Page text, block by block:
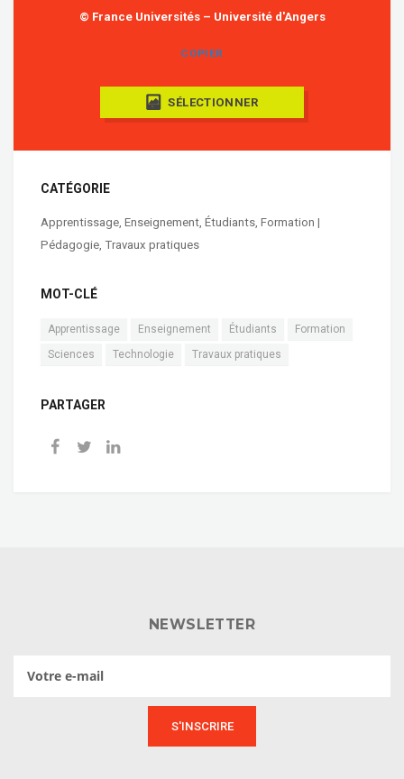
© France Universités – Université d'Angers
COPIER
SÉLECTIONNER
CATÉGORIE
Apprentissage, Enseignement, Étudiants, Formation |
Pédagogie, Travaux pratiques
MOT-CLÉ
Apprentissage Enseignement Étudiants
Formation
Sciences
Technologie Travaux pratiques
PARTAGER
NEWSLETTER